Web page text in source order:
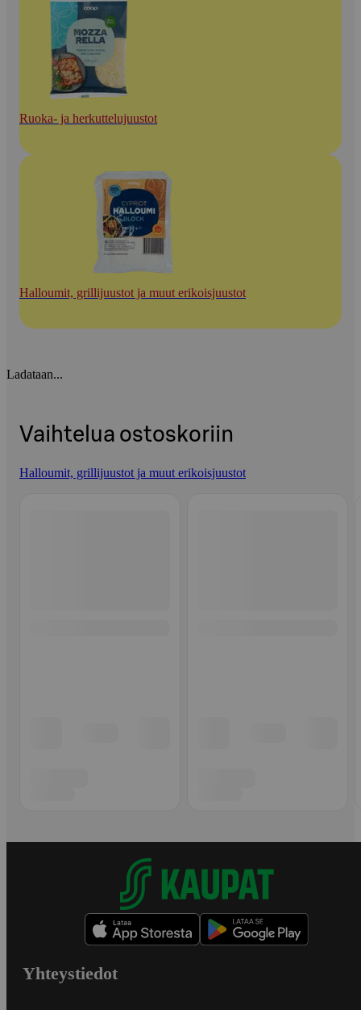
Ruoka- ja herkuttelujuustot
Halloumit, grillijuustot ja muut erikoisjuustot
Ladataan...
Vaihtelua ostoskoriin
Halloumit, grillijuustot ja muut erikoisjuustot
Yhteystiedot